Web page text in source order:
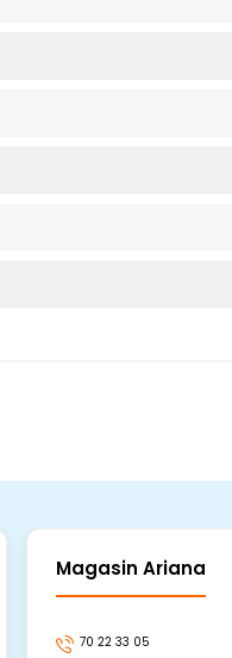
Magasin Ariana
70 22 33 05